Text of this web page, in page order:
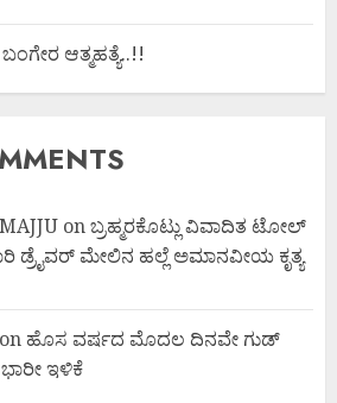
ಆತ್ಮಹತ್ಯೆ..!!
onಬ್ರಹ್ಮರಕೊಟ್ಲು ವಿವಾದಿತ ಟೋಲ್
ಡ್ರೈವರ್ ಮೇಲಿನ ಹಲ್ಲೆ ಅಮಾನವೀಯ ಕೃತ್ಯ
on ಹೊಸ ವರ್ಷದ ಮೊದಲ ದಿನವೇ ಗುಡ್
ಇಳಿಕೆ